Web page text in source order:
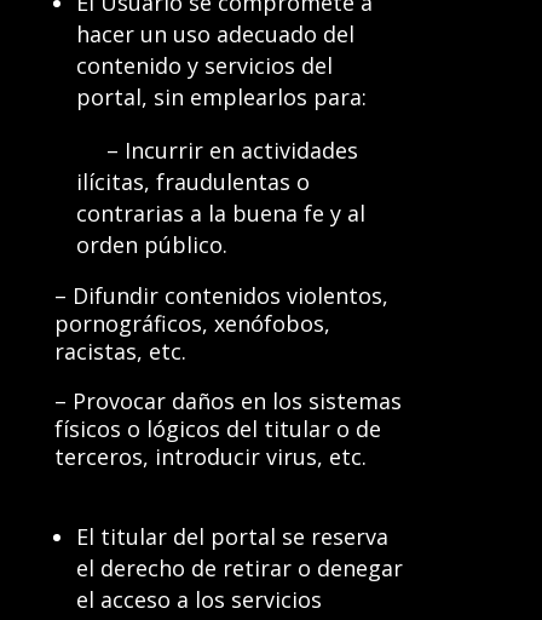
hacer un uso adecuado del
contenido y servicios del
portal, sin emplearlos para:
– Incurrir en actividades
ilícitas, fraudulentas o
contrarias a la buena fe y al
orden público.
– Difundir contenidos violentos,
pornográficos, xenófobos,
racistas, etc.
– Provocar daños en los sistemas
físicos o lógicos del titular o de
terceros, introducir virus, etc.
El titular del portal se reserva
el derecho de retirar o denegar
el acceso a los servicios